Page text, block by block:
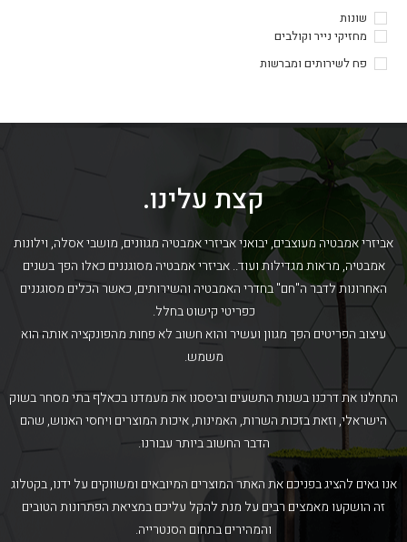
שונות
מחזיקי נייר וקולבים
פח לשירותים ומברשות
קצת עלינו.
אביזרי אמבטיה מעוצבים, יבואני אביזרי אמבטיה מגוונים, מושבי אסלה, וילונות
אמבטיה, מראות מגדילות ועוד.. אביזרי אמבטיה מסוגננים כאלו הפך בשנים
האחרונות לדבר ה"חם" בחדרי האמבטיה והשירותים, כאשר הכלים מסוגננים
כפריטי קישוט בחלל.
עיצוב הפריטים הפך מגוון ועשיר והוא חשוב לא פחות מהפונקציה אותה הוא
משמש.
התחלנו את דרכנו בשנות התשעים וביססנו את מעמדנו בכאלף בתי מסחר בשוק
הישראלי, וזאת בזכות השרות, האמינות, איכות המוצרים ויחסי האנוש, שהם
הדבר החשוב ביותר עבורנו.
אנו גאים להציג בפניכם את האתר המוצרים המיובאים ומשווקים על ידנו, בקטלוג
זה הושקעו מאמצים רבים על מנת להקל עליכם במציאת הפתרונות הטובים
והמהירים בתחום הסנטרייה.